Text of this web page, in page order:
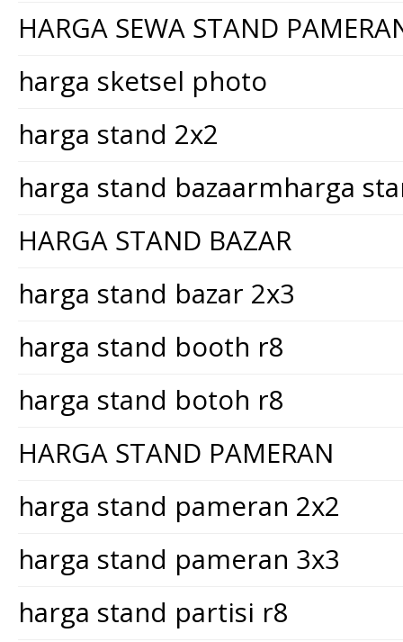
HARGA SEWA STAND
harga sketsel photo
harga stand 2x2
harga stand bazaarmharga
HARGA STAND BAZAR
harga stand bazar 2x3
harga stand booth r8
harga stand botoh r8
HARGA STAND PAMERAN
harga stand pameran 2x2
harga stand pameran 3x3
harga stand partisi r8